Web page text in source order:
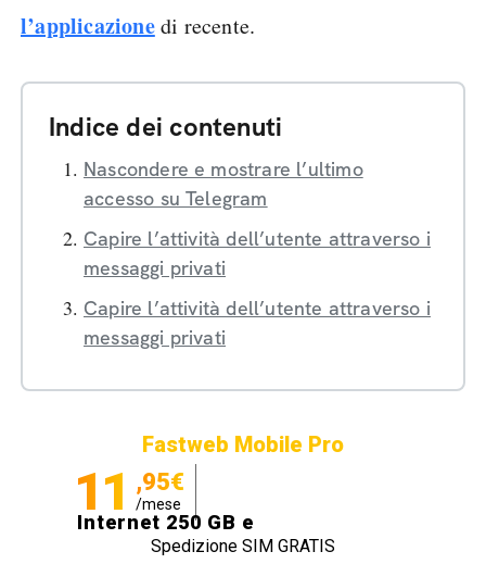
l’applicazionedi recente.
Indice dei contenuti
Nascondere e mostrare l’ultimo
accesso su Telegram
Capire l’attività dell’utente attraverso i
messaggi privati
Capire l’attività dell’utente attraverso i
messaggi privati
Fastweb Mobile Pro
11 ,95€
/mese
Internet 250 GB e
Minuti illimitati
Spedizione SIM GRATIS